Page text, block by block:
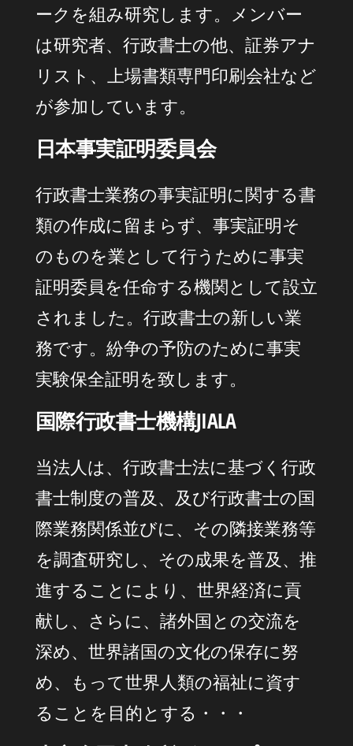
ークを組み研究します。メンバー
は研究者、行政書士の他、証券アナ
リスト、上場書類専門印刷会社など
が参加しています。
日本事実証明委員会
行政書士業務の事実証明に関する書
類の作成に留まらず、事実証明そ
のものを業として行うために事実
証明委員を任命する機関として設立
されました。行政書士の新しい業
務です。紛争の予防のために事実
実験保全証明を致します。
国際行政書士機構JIALA
当法人は、行政書士法に基づく行政
書士制度の普及、及び行政書士の国
際業務関係並びに、その隣接業務等
を調査研究し、その成果を普及、推
進することにより、世界経済に貢
献し、さらに、諸外国との交流を
深め、世界諸国の文化の保存に努
め、もって世界人類の福祉に資す
ることを目的とする・・・